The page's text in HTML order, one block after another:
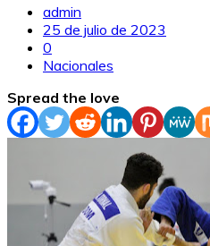
admin
25 de julio de 2023
0
Nacionales
Spread the love